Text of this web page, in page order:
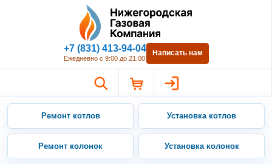
Нижегородская Газовая
+7 (831) 413-94-04
Ежедневно с 9:00 до 21:00
Написать нам
Ремонт котлов Установка котлов
Ремонт колонок Установка колонок